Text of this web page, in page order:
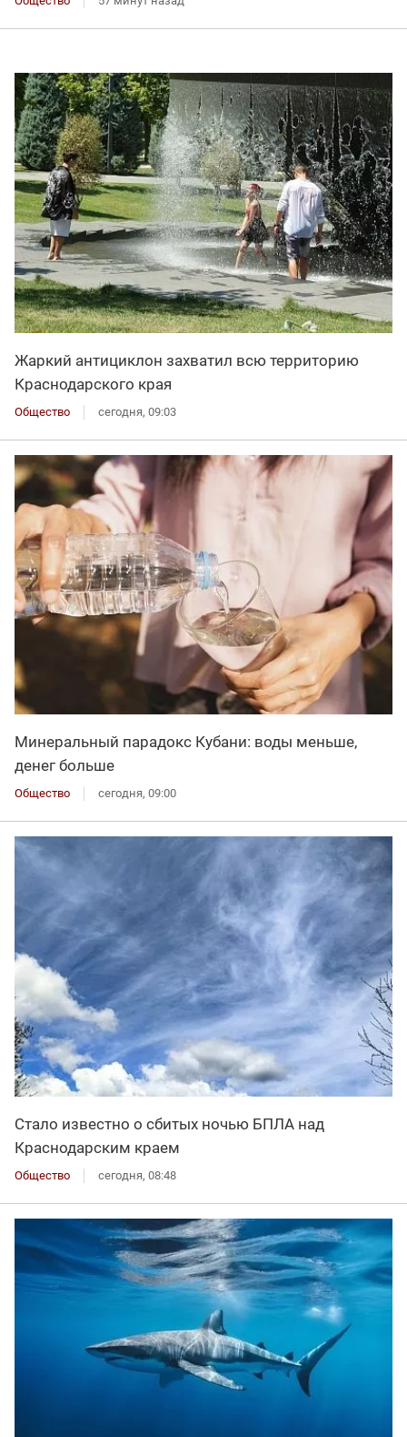
Жаркий антициклон захватил всю территорию
Краснодарского края
Общество сегодня, 09:03
Минеральный парадокс Кубани: воды меньше,
денег больше
Общество сегодня, 09:00
Стало известно о сбитых ночью БПЛА над
Краснодарским краем
Общество сегодня, 08:48